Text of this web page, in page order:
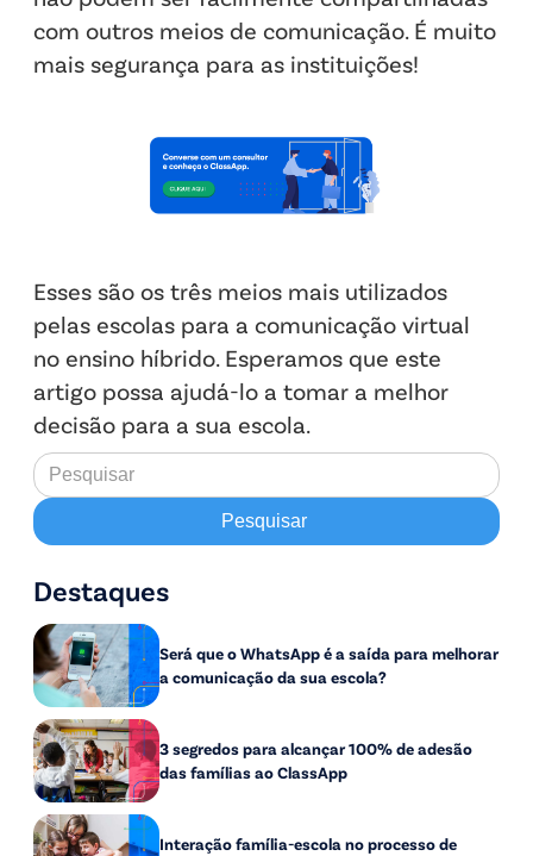
com outros meios de comunicação. É muito
mais segurança para as instituições!
Esses são os três meios mais utilizados
pelas escolas para a comunicação virtual
no ensino híbrido. Esperamos que este
artigo possa ajudá-lo a tomar a melhor
decisão para a sua escola.
Destaques
Será que o WhatsApp é a saída para melhorar
a comunicação da sua escola?
3 segredos para alcançar 100% de adesão
das famílias ao ClassApp
Interação família-escola no processo de